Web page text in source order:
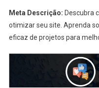
Meta Descrição: Descubra
otimizar seu site. Aprenda
eficaz de projetos para